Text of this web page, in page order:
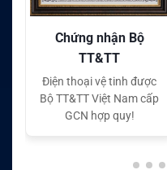
Chứng nhận CE quốc
tế
Điện thoại vệ tinh đạt tiêu
chuẩn chất lượng quốc
tế